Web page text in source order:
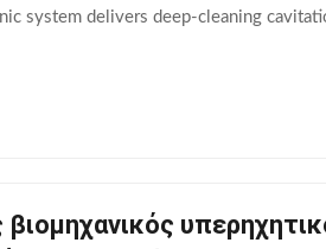
system delivers deep-cleaning